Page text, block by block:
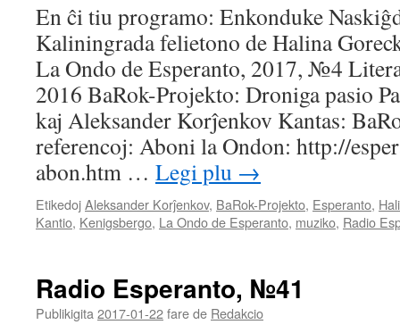
RSS FEED
LINK
EMBED
En ĉi tiu programo: Enkonduke
Kaliningrada felietono de Halina
La Ondo de Esperanto, 2017, №4
2016 BaRok-Projekto: Droniga pasio
kaj Aleksander Korĵenkov Kantas:
referencoj: Aboni la Ondon: http://
abon.htm … Legi plu →
EtikedojAleksander Korĵenkov, BaRok-Projekto, Esperanto,
Kantio, Kenigsbergo, La Ondo de Esperanto, muziko, Radio
Radio Esperanto, №41
Publikigita 2017-01-22fare de Redakcio